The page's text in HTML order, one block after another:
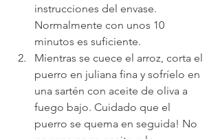
instrucciones del envase.
Normalmente con unos 10
minutos es suficiente.
Mientras se cuece el arroz, corta el
puerro en juliana fina y sofríelo en
una sartén con aceite de oliva a
fuego bajo. Cuidado que el
puerro se quema en seguida! No